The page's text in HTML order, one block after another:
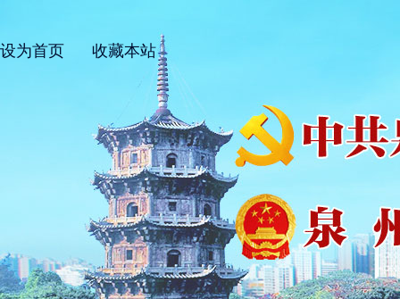
设为首页 收藏本站